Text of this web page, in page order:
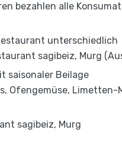
bezahlen alle
unterschiedlich
sagibeiz, Murg
saisonaler Beilage
Ofengemüse, Limetten-
sagibeiz, Murg